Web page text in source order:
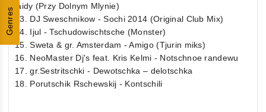
Genres
laidy (Przy Dolnym Mlynie)
13. DJ Sweschnikow - Sochi 2014 (Original Club Mix)
14. Ijul - Tschudowischtsche (Monster)
15. Sweta & gr. Amsterdam - Amigo (Tjurin miks)
16. NeoMaster Dj's feat. Kris Kelmi - Notschnoe randewu
17. gr.Sestritschki - Dewotschka – delotschka
18. Porutschik Rschewskij - Kontschili